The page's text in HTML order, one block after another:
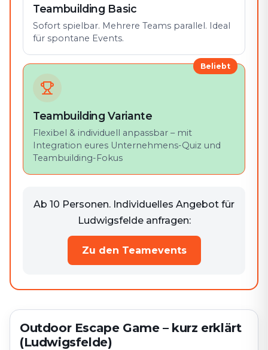
Teambuilding Basic
Sofort spielbar. Mehrere Teams parallel. Ideal
für spontane Events.
Beliebt
Teambuilding Variante
Flexibel & individuell anpassbar – mit
Integration eures Unternehmens-Quiz und
Teambuilding-Fokus
Ab 10 Personen. Individuelles Angebot für
Ludwigsfelde anfragen:
Zu den Teamevents
Outdoor Escape Game – kurz erklärt
(Ludwigsfelde)